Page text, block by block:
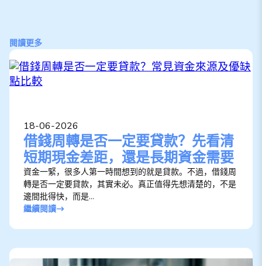
閱讀更多
18-06-2026
借錢周轉是否一定要貸款？先看清
短期現金差距，還是長期資金需要
資金一緊，很多人第一時間想到的就是貸款。不過，借錢周
轉是否一定要貸款，其實未必。真正值得先想清楚的，不是
邊間批得快，而是...
繼續閱讀